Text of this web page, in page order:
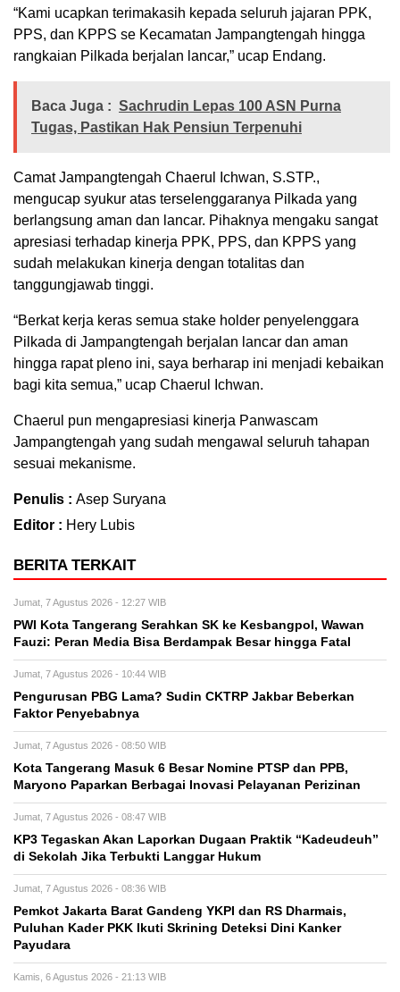
“Kami ucapkan terimakasih kepada seluruh jajaran PPK,
PPS, dan KPPS se Kecamatan Jampangtengah hingga
rangkaian Pilkada berjalan lancar,” ucap Endang.
Baca Juga : Sachrudin Lepas 100 ASN Purna
Tugas, Pastikan Hak Pensiun Terpenuhi
Camat Jampangtengah Chaerul Ichwan, S.STP.,
mengucap syukur atas terselenggaranya Pilkada yang
berlangsung aman dan lancar. Pihaknya mengaku sangat
apresiasi terhadap kinerja PPK, PPS, dan KPPS yang
sudah melakukan kinerja dengan totalitas dan
tanggungjawab tinggi.
“Berkat kerja keras semua stake holder penyelenggara
Pilkada di Jampangtengah berjalan lancar dan aman
hingga rapat pleno ini, saya berharap ini menjadi kebaikan
bagi kita semua,” ucap Chaerul Ichwan.
Chaerul pun mengapresiasi kinerja Panwascam
Jampangtengah yang sudah mengawal seluruh tahapan
sesuai mekanisme.
Penulis : Asep Suryana
Editor : Hery Lubis
BERITA TERKAIT
Jumat, 7 Agustus 2026 - 12:27 WIB
PWI Kota Tangerang Serahkan SK ke Kesbangpol, Wawan
Fauzi: Peran Media Bisa Berdampak Besar hingga Fatal
Jumat, 7 Agustus 2026 - 10:44 WIB
Pengurusan PBG Lama? Sudin CKTRP Jakbar Beberkan
Faktor Penyebabnya
Jumat, 7 Agustus 2026 - 08:50 WIB
Kota Tangerang Masuk 6 Besar Nomine PTSP dan PPB,
Maryono Paparkan Berbagai Inovasi Pelayanan Perizinan
Jumat, 7 Agustus 2026 - 08:47 WIB
KP3 Tegaskan Akan Laporkan Dugaan Praktik “Kadeudeuh”
di Sekolah Jika Terbukti Langgar Hukum
Jumat, 7 Agustus 2026 - 08:36 WIB
Pemkot Jakarta Barat Gandeng YKPI dan RS Dharmais,
Puluhan Kader PKK Ikuti Skrining Deteksi Dini Kanker
Payudara
Kamis, 6 Agustus 2026 - 21:13 WIB